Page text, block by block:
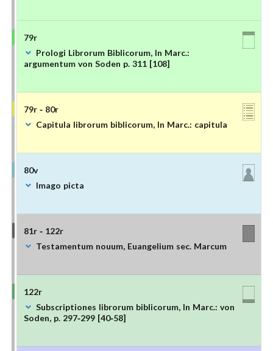
79r
Prologi Librorum Biblicorum, In Marc.:
argumentum von Soden p. 311 [108]
79r - 80r
Capitula librorum biblicorum, In Marc.: capitula
80v
Imago picta
81r - 122r
Testamentum nouum, Euangelium sec. Marcum
122r
Subscriptiones librorum biblicorum, In Marc.: von
Soden, p. 297-299 [40-58]